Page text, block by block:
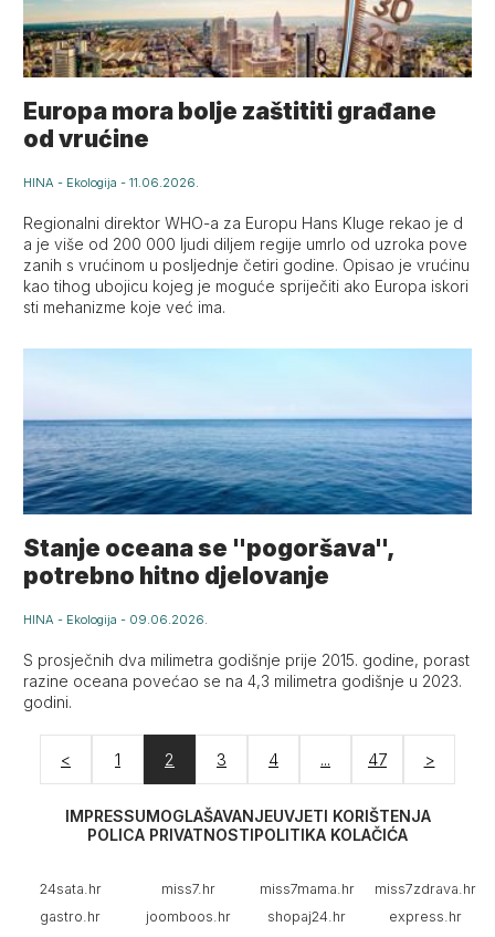
Europa mora bolje zaštititi građane
od vrućine
HINA - Ekologija -11.06.2026.
Regionalni direktor WHO-a za Europu Hans Kluge rekao je d
a je više od 200 000 ljudi diljem regije umrlo od uzroka pove
zanih s vrućinom u posljednje četiri godine. Opisao je vrućinu
kao tihog ubojicu kojeg je moguće spriječiti ako Europa iskori
sti mehanizme koje već ima.
Stanje oceana se "pogoršava",
potrebno hitno djelovanje
HINA - Ekologija - 09.06.2026.
S prosječnih dva milimetra godišnje prije 2015. godine, porast
razine oceana povećao se na 4,3 milimetra godišnje u 2023.
godini.
< 1 2 3 4 ... 47 >
IMPRESSUMOGLAŠAVANJEUVJETI KORIŠTENJA
POLICA PRIVATNOSTIPOLITIKA KOLAČIĆA
24sata.hr miss7.hr miss7mama.hr
miss7zdrava.hr
gastro.hr
joomboos.hr shopaj24.hr
express.hr